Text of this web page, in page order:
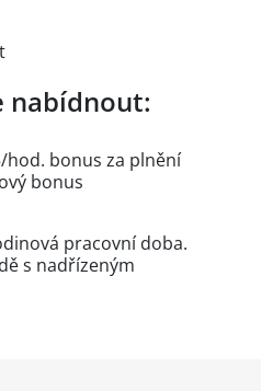
nabídnout:
hod. bonus za plnění
bonus
pracovní doba.
s nadřízeným